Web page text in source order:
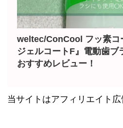
weltec/ConCool フッ素コ
ジェルコートF』電動歯ブ
おすすめレビュー！
当サイトはアフィリエイト